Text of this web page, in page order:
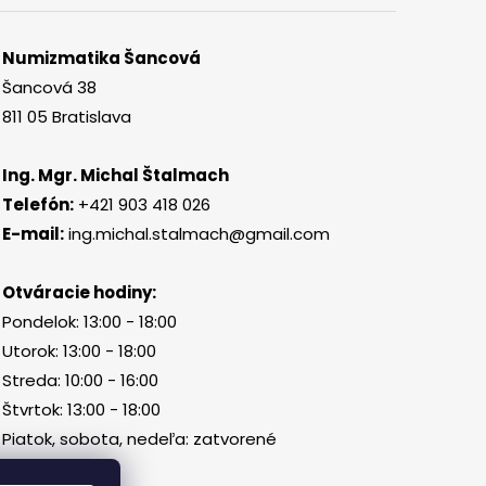
Numizmatika Šancová
Šancová 38
811 05 Bratislava
Ing. Mgr. Michal Štalmach
Telefón: +421 903 418 026
E-mail: ing.michal.stalmach@gmail.com
Otváracie hodiny:
Pondelok: 13:00 - 18:00
Utorok: 13:00 - 18:00
Streda: 10:00 - 16:00
Štvrtok: 13:00 - 18:00
Piatok, sobota, nedeľa: zatvorené